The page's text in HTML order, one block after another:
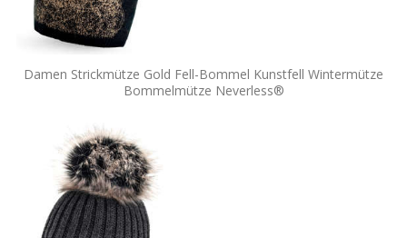
Damen Strickmütze Gold Fell-Bommel Kunstfell Wintermütze
Bommelmütze Neverless®